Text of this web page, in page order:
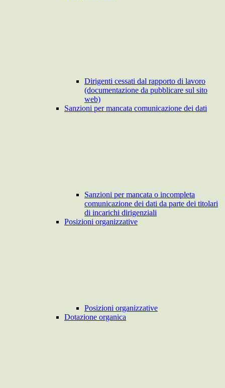
Dirigenti cessati dal rapporto di lavoro
(documentazione da pubblicare sul sito
web)
Sanzioni per mancata comunicazione dei dati
Sanzioni per mancata o incompleta
comunicazione dei dati da parte dei titolari
di incarichi dirigenziali
Posizioni organizzative
Posizioni organizzative
Dotazione organica